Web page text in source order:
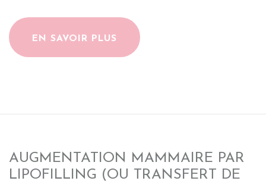
EN SAVOIR PLUS
AUGMENTATION MAMMAIRE PAR
LIPOFILLING (OU TRANSFERT DE